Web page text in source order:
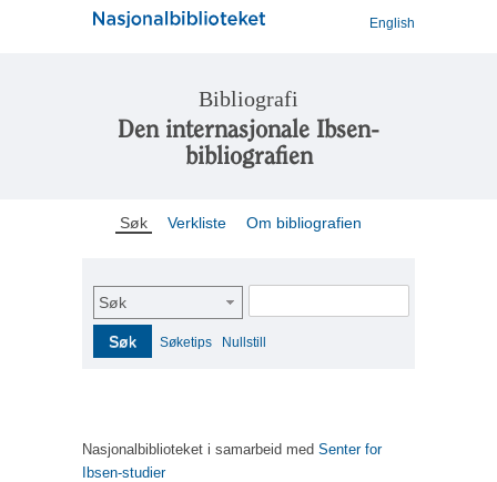
English
Bibliografi
Den internasjonale Ibsen-
bibliografien
Søk Verkliste Om bibliografien
Søk
Søk Søketips Nullstill
Nasjonalbiblioteket i samarbeid med Senter for
Ibsen-studier